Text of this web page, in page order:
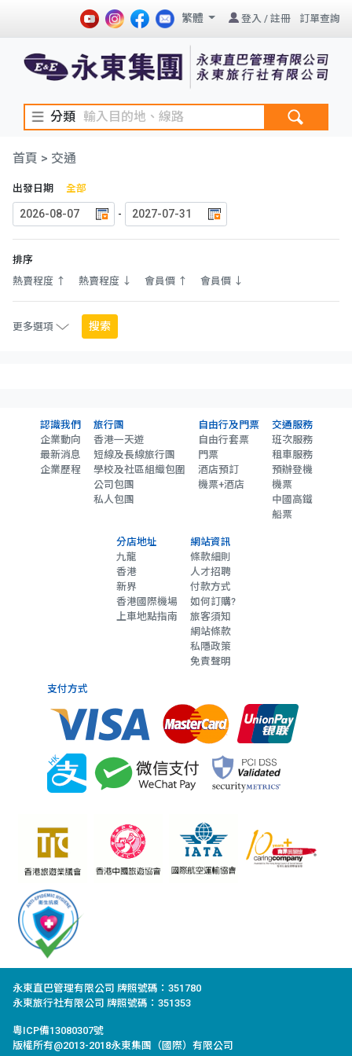
繁體 登入 / 註冊 訂單查詢
分類
首頁 > 交通
出發日期 全部
-
排序
熱賣程度 ↑
熱賣程度 ↓ 會員價 ↑ 會員價 ↓
更多選項 搜索
認識我們
企業動向
最新消息
企業歷程
旅行團
香港一天遊
短線及長線旅行團
學校及社區組織包圍
公司包團
私人包團
自由行及門票
自由行套票
門票
酒店預訂
機票+酒店
交通服務
班次服務
租車服務
預辦登機
機票
中國高鐵
船票
分店地址
九龍
香港
新界
香港國際機場
上車地點指南
網站資訊
條款細則
人才招聘
付款方式
如何訂購?
旅客須知
網站條款
私隱政策
免責聲明
支付方式
永東直巴管理有限公司 牌照號碼：351780
永東旅行社有限公司 牌照號碼：351353
粵ICP備13080307號
版權所有@2013-2018永東集團（國際）有限公司